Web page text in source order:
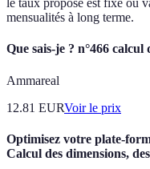
le taux proposé est fixe ou
mensualités à long terme.
Que sais-je ? n°466
Ammareal
12.81 EURVoir le prix
Optimisez votre plate-
Calcul des dimensions,